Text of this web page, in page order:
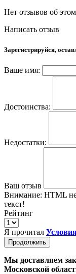
Нет отзывов об
Написать отзыв
Зарегистрируйся,
Ваше имя:
Достоинства:
Недостатки:
Ваш отзыв
Внимание: HTML
текст!
Рейтинг
Я прочитал
Продолжить
Мы доставляем
Московской